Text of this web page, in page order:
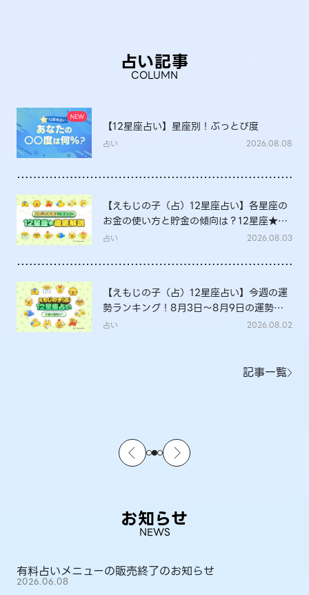
占い記事
COLUMN
【12星座占い】星座別！ぶっとび度
占い 2026.08.08
【えもじの子（占）12星座占い】各星座の
お金の使い方と貯金の傾向は？12星座★徹
底解説
占い 2026.08.03
【えもじの子（占）12星座占い】今週の運
勢ランキング！8月3日～8月9日の運勢
は？
占い 2026.08.02
記事一覧
お知らせ
NEWS
有料占いメニューの販売終了のお知らせ
2026.06.08